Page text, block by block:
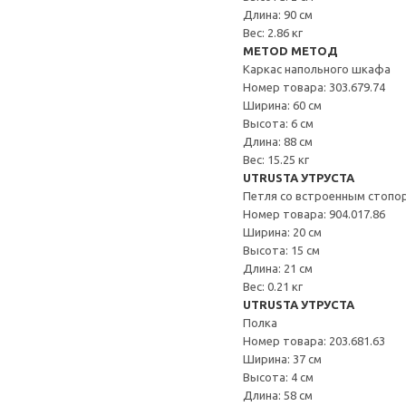
Длина: 90 см
Вес: 2.86 кг
METOD МЕТОД
Каркас напольного шкафа
Номер товара: 303.679.74
Ширина: 60 см
Высота: 6 см
Длина: 88 см
Вес: 15.25 кг
UTRUSTA УТРУСТА
Петля со встроенным
Номер товара: 904.017.86
Ширина: 20 см
Высота: 15 см
Длина: 21 см
Вес: 0.21 кг
UTRUSTA УТРУСТА
Полка
Номер товара: 203.681.63
Ширина: 37 см
Высота: 4 см
Длина: 58 см